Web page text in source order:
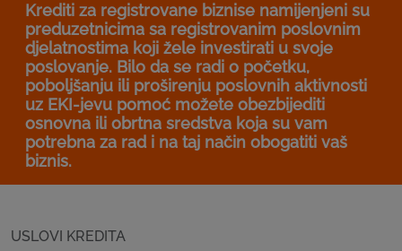
Krediti za registrovane biznise namijenjeni su
preduzetnicima sa registrovanim poslovnim
djelatnostima koji žele investirati u svoje
poslovanje. Bilo da se radi o početku,
poboljšanju ili proširenju poslovnih aktivnosti
uz EKI-jevu pomoć možete obezbijediti
osnovna ili obrtna sredstva koja su vam
potrebna za rad i na taj način obogatiti vaš
biznis.
USLOVI KREDITA